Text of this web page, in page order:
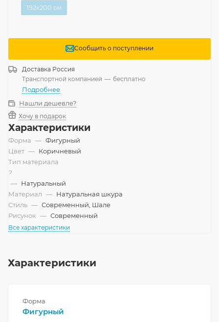
192x200 см
Сообщить о поступлении
Доставка Россия
Транспортной компанией — бесплатно
Подробнее
Нашли дешевле?
Хочу в подарок
Характеристики
Форма — Фигурный
Цвет — Коричневый
Тип материала
?
— Натуральный
Материал — Натуральная шкура
Стиль — Современный, Шале
Рисунок — Современный
Все характеристики
Характеристики
Форма
Фигурный